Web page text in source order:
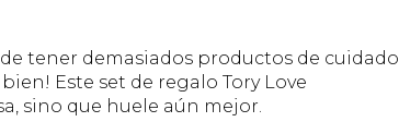
tener demasiados productos de cuidado
Este set de regalo Tory Love
sino que huele aún mejor.